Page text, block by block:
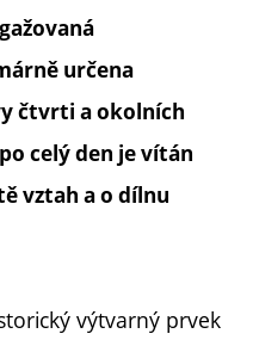
určena
čtvrti a okolních
celý den je vítán
vztah a o dílnu
výtvarný prvek